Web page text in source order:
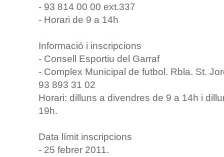
- 93 814 00 00 ext.337
- Horari de 9 a 14h
Informació i inscripcions
- Consell Esportiu del Garraf
- Complex Municipal de futbol. Rbla. St.
93 893 31 02
Horari: dilluns a divendres de 9 a 14h i
19h.
Data límit inscripcions
- 25 febrer 2011.